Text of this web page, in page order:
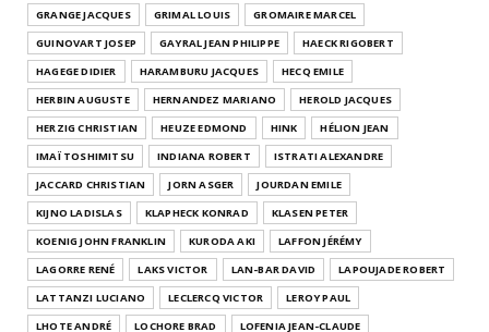
GRANGE JACQUES
GRIMAL LOUIS
GROMAIRE MARCEL
GUINOVART JOSEP
GAYRAL JEAN PHILIPPE
HAECK RIGOBERT
HAGEGE DIDIER
HARAMBURU JACQUES
HECQ EMILE
HERBIN AUGUSTE
HERNANDEZ MARIANO
HEROLD JACQUES
HERZIG CHRISTIAN
HEUZE EDMOND HINK
HÉLION JEAN
IMAÏ TOSHIMITSU
INDIANA ROBERT
ISTRATI ALEXANDRE
JACCARD CHRISTIAN
JORN ASGER
JOURDAN EMILE
KIJNO LADISLAS
KLAPHECK KONRAD
KLASEN PETER
KOENIG JOHN FRANKLIN
KURODA AKI
LAFFON JÉRÉMY
LAGORRE RENÉ
LAKS VICTOR LAN-BAR DAVID
LAPOUJADE ROBERT
LATTANZI LUCIANO
LECLERCQ VICTOR
LEROY PAUL
LHOTE ANDRÉ
LOCHORE BRAD
LOFENIA JEAN-CLAUDE